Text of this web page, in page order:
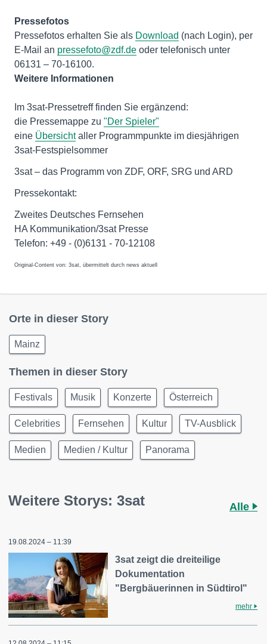
Pressefotos
Pressefotos erhalten Sie als Download (nach Login), per
E-Mail an pressefoto@zdf.de oder telefonisch unter
Weitere Informationen
Im 3sat-Pressetreff finden Sie ergänzend:
die Pressemappe zu "Der Spieler"
eine Übersichtaller Programmpunkte im diesjährigen
3sat-Festspielsommer
3sat – das Programm von ZDF, ORF, SRG und ARD
Pressekontakt:
Zweites Deutsches Fernsehen
HA Kommunikation/3sat Presse
Telefon: +49 - (0)6131 - 70-12108
Original-Content von: 3sat, übermittelt durch news aktuell
Orte in dieser Story
Mainz
Themen in dieser Story
Festivals Musik Konzerte Österreich
Celebrities Fernsehen Kultur TV-Ausblick
Medien Medien / Kultur Panorama
Weitere Storys: 3sat Alle
19.08.2024 – 11:39
3sat zeigt die dreiteilige
Dokumentation
"Bergbäuerinnen in Südtirol"
mehr